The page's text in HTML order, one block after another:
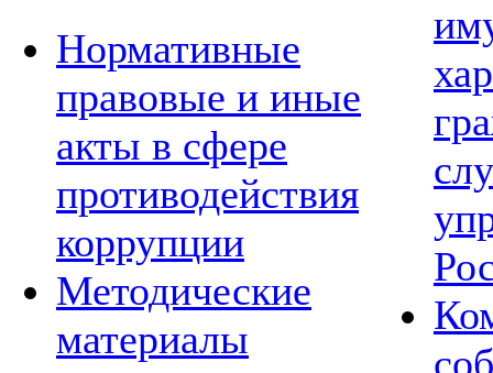
Нормативные
правовые и иные
акты в сфере
противодействия
коррупции
Методические
материалы